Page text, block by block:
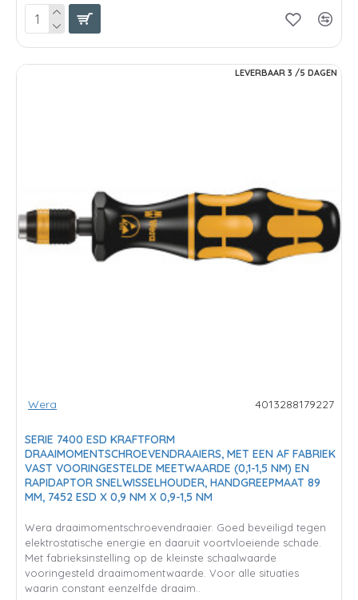
LEVERBAAR 3 /5 DAGEN
Wera 4013288179227
SERIE 7400 ESD KRAFTFORM
DRAAIMOMENTSCHROEVENDRAAIERS, MET EEN AF FABRIEK
VAST VOORINGESTELDE MEETWAARDE (0,1-1,5 NM) EN
RAPIDAPTOR SNELWISSELHOUDER, HANDGREEPMAAT 89
MM, 7452 ESD X 0,9 NM X 0,9-1,5 NM
Wera draaimomentschroevendraaier. Goed beveiligd tegen
elektrostatische energie en daaruit voortvloeiende schade.
Met fabrieksinstelling op de kleinste schaalwaarde
vooringesteld draaimomentwaarde. Voor alle situaties
waarin constant eenzelfde draaim..